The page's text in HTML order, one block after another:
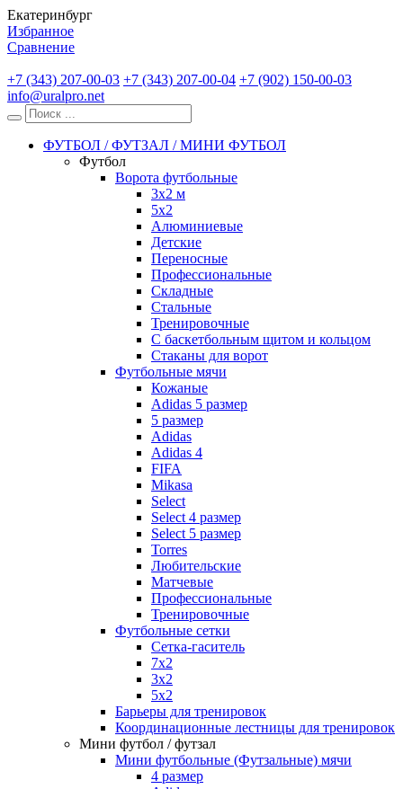
Екатеринбург
Избранное
Сравнение
+7 (343) 207-00-03 +7 (343) 207-00-04 +7 (902) 150-00-03
info@uralpro.net
ФУТБОЛ / ФУТЗАЛ / МИНИ ФУТБОЛ
Футбол
Ворота футбольные
3х2 м
5х2
Алюминиевые
Детские
Переносные
Профессиональные
Складные
Стальные
Тренировочные
С баскетбольным щитом и кольцом
Стаканы для ворот
Футбольные мячи
Кожаные
Adidas 5 размер
5 размер
Adidas
Adidas 4
FIFA
Mikasa
Select
Select 4 размер
Select 5 размер
Torres
Любительские
Матчевые
Профессиональные
Тренировочные
Футбольные сетки
Сетка-гаситель
7x2
3х2
5х2
Барьеры для тренировок
Координационные лестницы для тренировок
Мини футбол / футзал
Мини футбольные (Футзальные) мячи
4 размер